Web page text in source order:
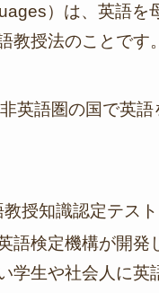
）は、英語を
教授法のことです。
英語圏の国で英
教授知識認定テス
語検定機構が開発
学生や社会人に英